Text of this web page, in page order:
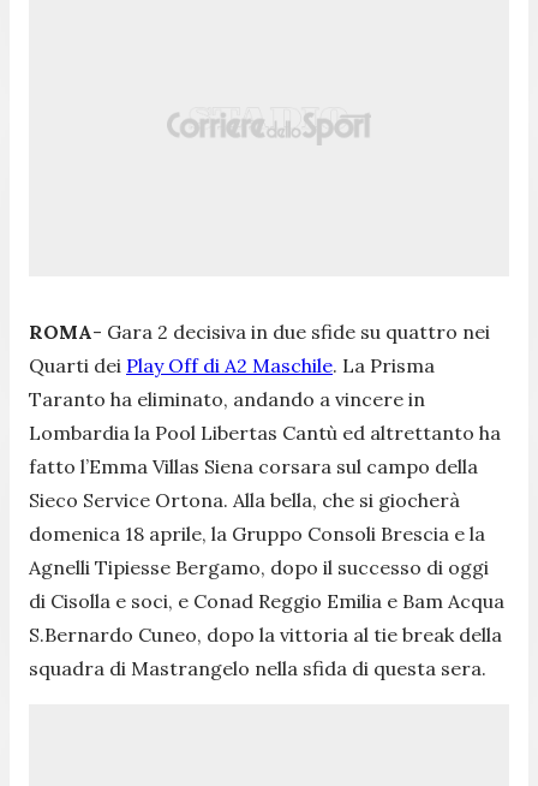
ROMA- Gara 2 decisiva in due sfide su quattro nei
Quarti dei Play Off di A2 Maschile. La Prisma
Taranto ha eliminato, andando a vincere in
Lombardia la Pool Libertas Cantù ed altrettanto ha
fatto l’Emma Villas Siena corsara sul campo della
Sieco Service Ortona. Alla bella, che si giocherà
domenica 18 aprile, la Gruppo Consoli Brescia e la
Agnelli Tipiesse Bergamo, dopo il successo di oggi
di Cisolla e soci, e Conad Reggio Emilia e Bam Acqua
S.Bernardo Cuneo, dopo la vittoria al tie break della
squadra di Mastrangelo nella sfida di questa sera.